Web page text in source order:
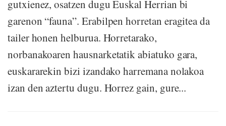
gutxienez, osatzen dugu Euskal Herrian bi
garenon “fauna”. Erabilpen horretan eragitea da
tailer honen helburua. Horretarako,
norbanakoaren hausnarketatik abiatuko gara,
euskararekin bizi izandako harremana nolakoa
izan den aztertu dugu. Horrez gain, gure...